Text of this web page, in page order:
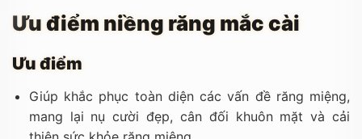
Ưu điểm niềng răng mắc cài
Ưu điểm
Giúp khắc phục toàn diện các vấn đề răng miệng,
mang lại nụ cười đẹp, cân đối khuôn mặt và cải